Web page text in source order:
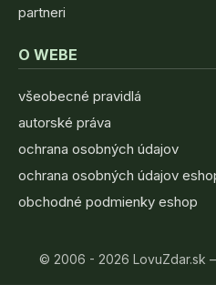
partneri
O WEBE
všeobecné pravidlá
autorské práva
ochrana osobných údajov
ochrana osobných údajov
obchodné podmienky eshop
© 2006 - 2026 LovuZdar.sk